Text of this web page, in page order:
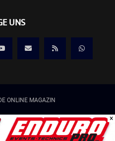
UNS
ONLINE MAGAZIN
Werbung
Impressum
×